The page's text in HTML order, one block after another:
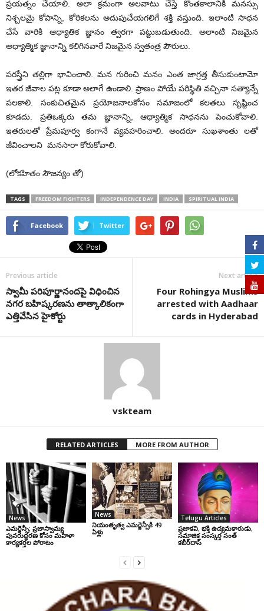
ప్రయత్నం చేయాలి. అలా క్రమంగా అలవాటు చేస్తే కొంతకాలానికి మనస్సు
నిశ్చలమై కోపాన్ని, కోరికలను అదుపుచేయగలిగే శక్తి వస్తుంది. ఇలాంటి సాధన
చేసే వారికి ఆధ్యాతిక జ్ఞానం త్వరగా పట్టుబడుతుంది. అలాంటి నిజమైన
అధ్యాత్మిక జ్ఞానాన్ని కలిగినవారే నిజమైన స్వతంత్ర పౌరులు.
పరస్త్రీని తల్లిగా భావించాలి. మన గురించి మనం ఎంత జాగ్రత్త తీసుకుంటామో
ఇతర జీవాల పట్ల కూడా అలాగే ఉండాలి. ప్రాణం పోయే పరిస్థితి వచ్చినా సత్యాన్నే
పలకాలి. సంకుచితమైన ప్రయోజనాలకోసం సమాజంలో కలతలు సృష్టించ
కూడదు. ప్రతిఒక్కరు తమ జ్ఞానాన్ని, ఆధ్యాత్మిక సాధనను పెంచుకోవాలి.
ఇతరులతో ప్రేమపూర్వ కంగానే వ్యవహరించాలి. అందరూ సుఖశాంతు లతో
జీవించాలని మనసారా కోరుకోవాలి.
(లోకహితం సౌజన్యం తో)
TAGS FREEDOM FIGHTERS INDEPENDENCE DAY INDIA SPIRITUAL INDIA
Facebook Twitter
Previous article
స్వామీ పరిపూర్ణానందపై విధించిన
నగర బహిష్కరణను తాత్కాలికంగా
ఎత్తివేసిన హైకోర్టు
Next article
Four Rohingya Muslims
arrested with Aadhaar
cards in Hyderabad
vskteam
RELATED ARTICLES MORE FROM AUTHOR
News
ఎమర్జెన్సీ: ప్రజాస్వామ్య
పునరుద్ధరణ కోసం మహిళా
కార్యకర్తల పోరాటం
News
నియంతృత్వ ఎమర్జెన్సీకి 49
ఏళ్లు
Telugu Articles
ప్రజాకవి, భక్తి ఉద్యమకారుడు,
సమాజిక సంస్కర్త సంత్‌
కబీర్‌దాస్‌